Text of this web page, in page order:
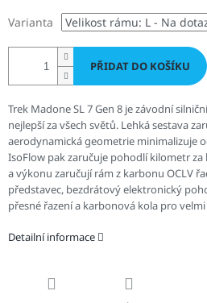
Varianta
PŘIDAT DO KOŠÍKU
Trek Madone SL 7 Gen 8 je závodní
nejlepší za všech světů. Lehká sestava
aerodynamická geometrie minimalizuje
IsoFlow pak zaručuje pohodlí kilometr
a výkonu zaručují rám z karbonu OCLV
představec, bezdrátový elektronický
přesné řazení a karbonová kola pro
Detailní informace